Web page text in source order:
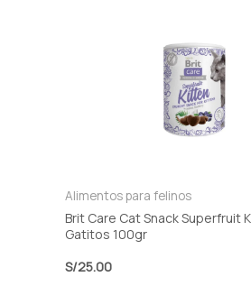
Alimentos para felinos
Brit Care Cat Snack Superfruit
Gatitos 100gr
S/25.00